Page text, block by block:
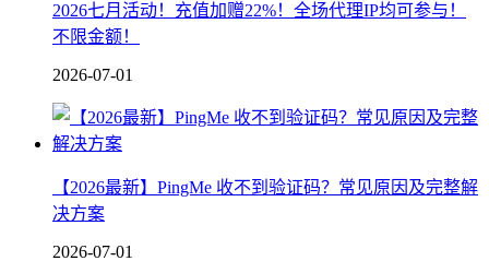
2026七月活动！充值加赠22%！全场代理IP均可参与！
不限金额！
2026-07-01
【2026最新】PingMe 收不到验证码？常见原因及完整解
决方案
2026-07-01